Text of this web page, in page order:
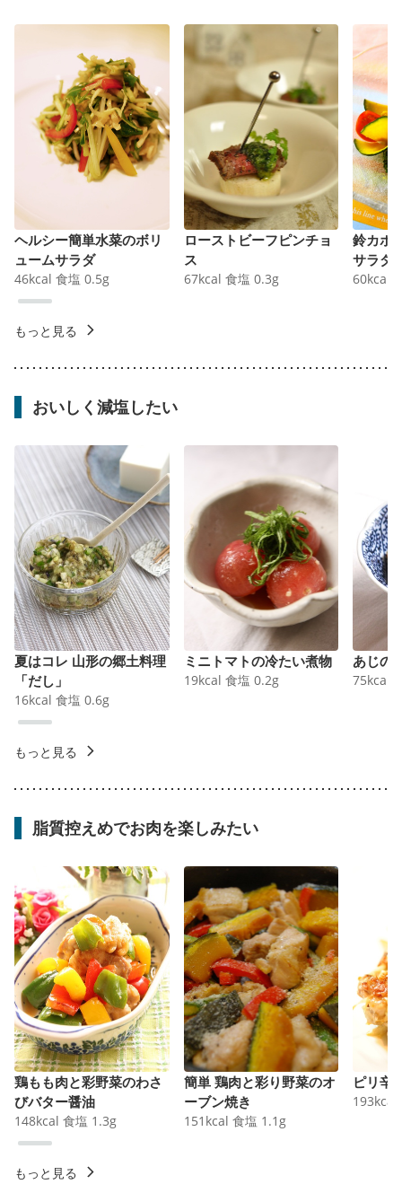
ヘルシー簡単水菜のボリ
ュームサラダ
46kcal 食塩 0.5g
ローストビーフピンチョ
ス
67kcal 食塩 0.3g
鈴カボ
サラダ
60kcal
もっと見る
おいしく減塩したい
夏はコレ 山形の郷土料理
「だし」
16kcal 食塩 0.6g
ミニトマトの冷たい煮物
19kcal 食塩 0.2g
あじの
75kcal
もっと見る
脂質控えめでお肉を楽しみたい
鶏もも肉と彩野菜のわさ
びバター醤油
148kcal 食塩 1.3g
簡単 鶏肉と彩り野菜のオ
ーブン焼き
151 kcal 食塩 1.1 g
ピリ辛
193kcal
もっと見る